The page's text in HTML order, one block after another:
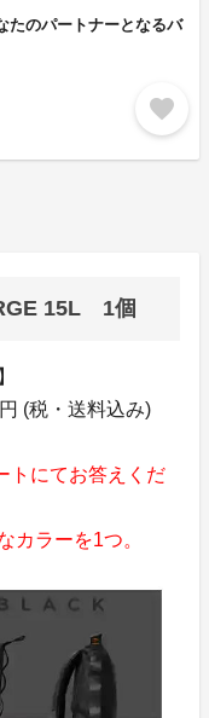
たのパートナーとなるバ
favorite
15L 1個
(税・送料込み)
トにてお答えくだ
カラーを1つ。